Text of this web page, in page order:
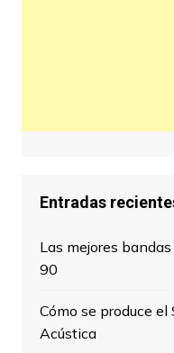
Entradas
Las mejores
90
Cómo se produce el
Acústica